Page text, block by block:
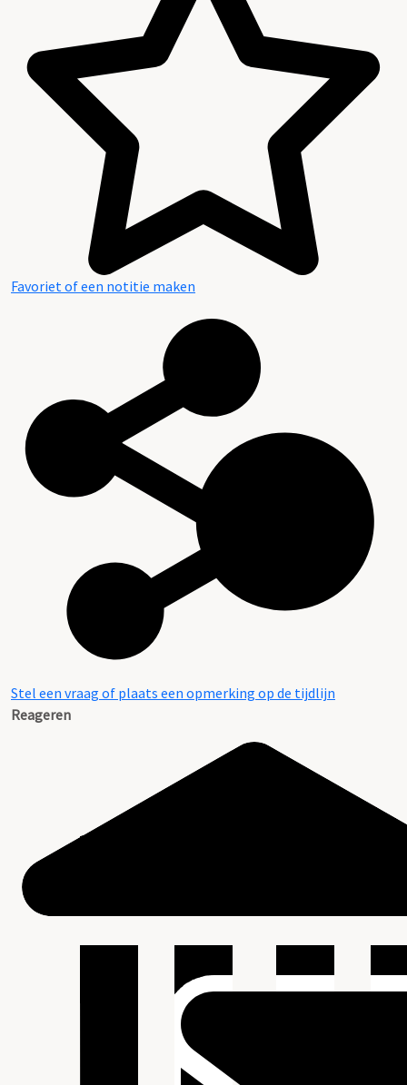
Favoriet of een notitie maken
Stel een vraag of plaats een opmerking op de tijdlijn
Reageren